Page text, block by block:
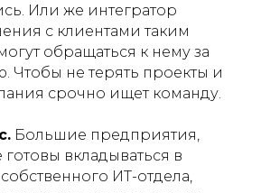
Или же интегратор
с клиентами таким
обращаться к нему за
не терять проекты и
срочно ищет команду.
Большие предприятия,
вкладываться в
ИТ-отдела,